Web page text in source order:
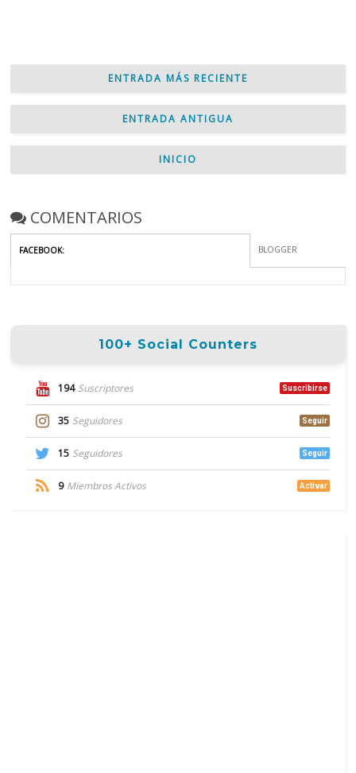
ENTRADA MÁS RECIENTE
ENTRADA ANTIGUA
INICIO
COMENTARIOS
FACEBOOK: BLOGGER
100+ Social Counters
194 Suscriptores Suscribirse
35 Seguidores Seguir
15 Seguidores Seguir
9 Miembros Activos Activar